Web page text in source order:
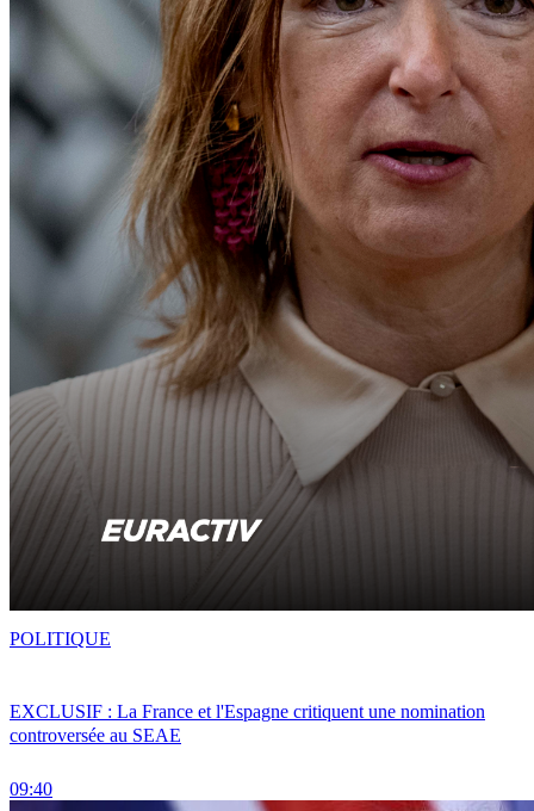
EXCLUSIF : La France et l'Espagne critiquent une nomination
controversée au SEAE
09:40
POLITIQUE